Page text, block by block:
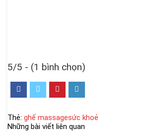
5/5 - (1 bình chọn)
Thẻ: ghế massagesức khoẻ
Những bài viết liên quan